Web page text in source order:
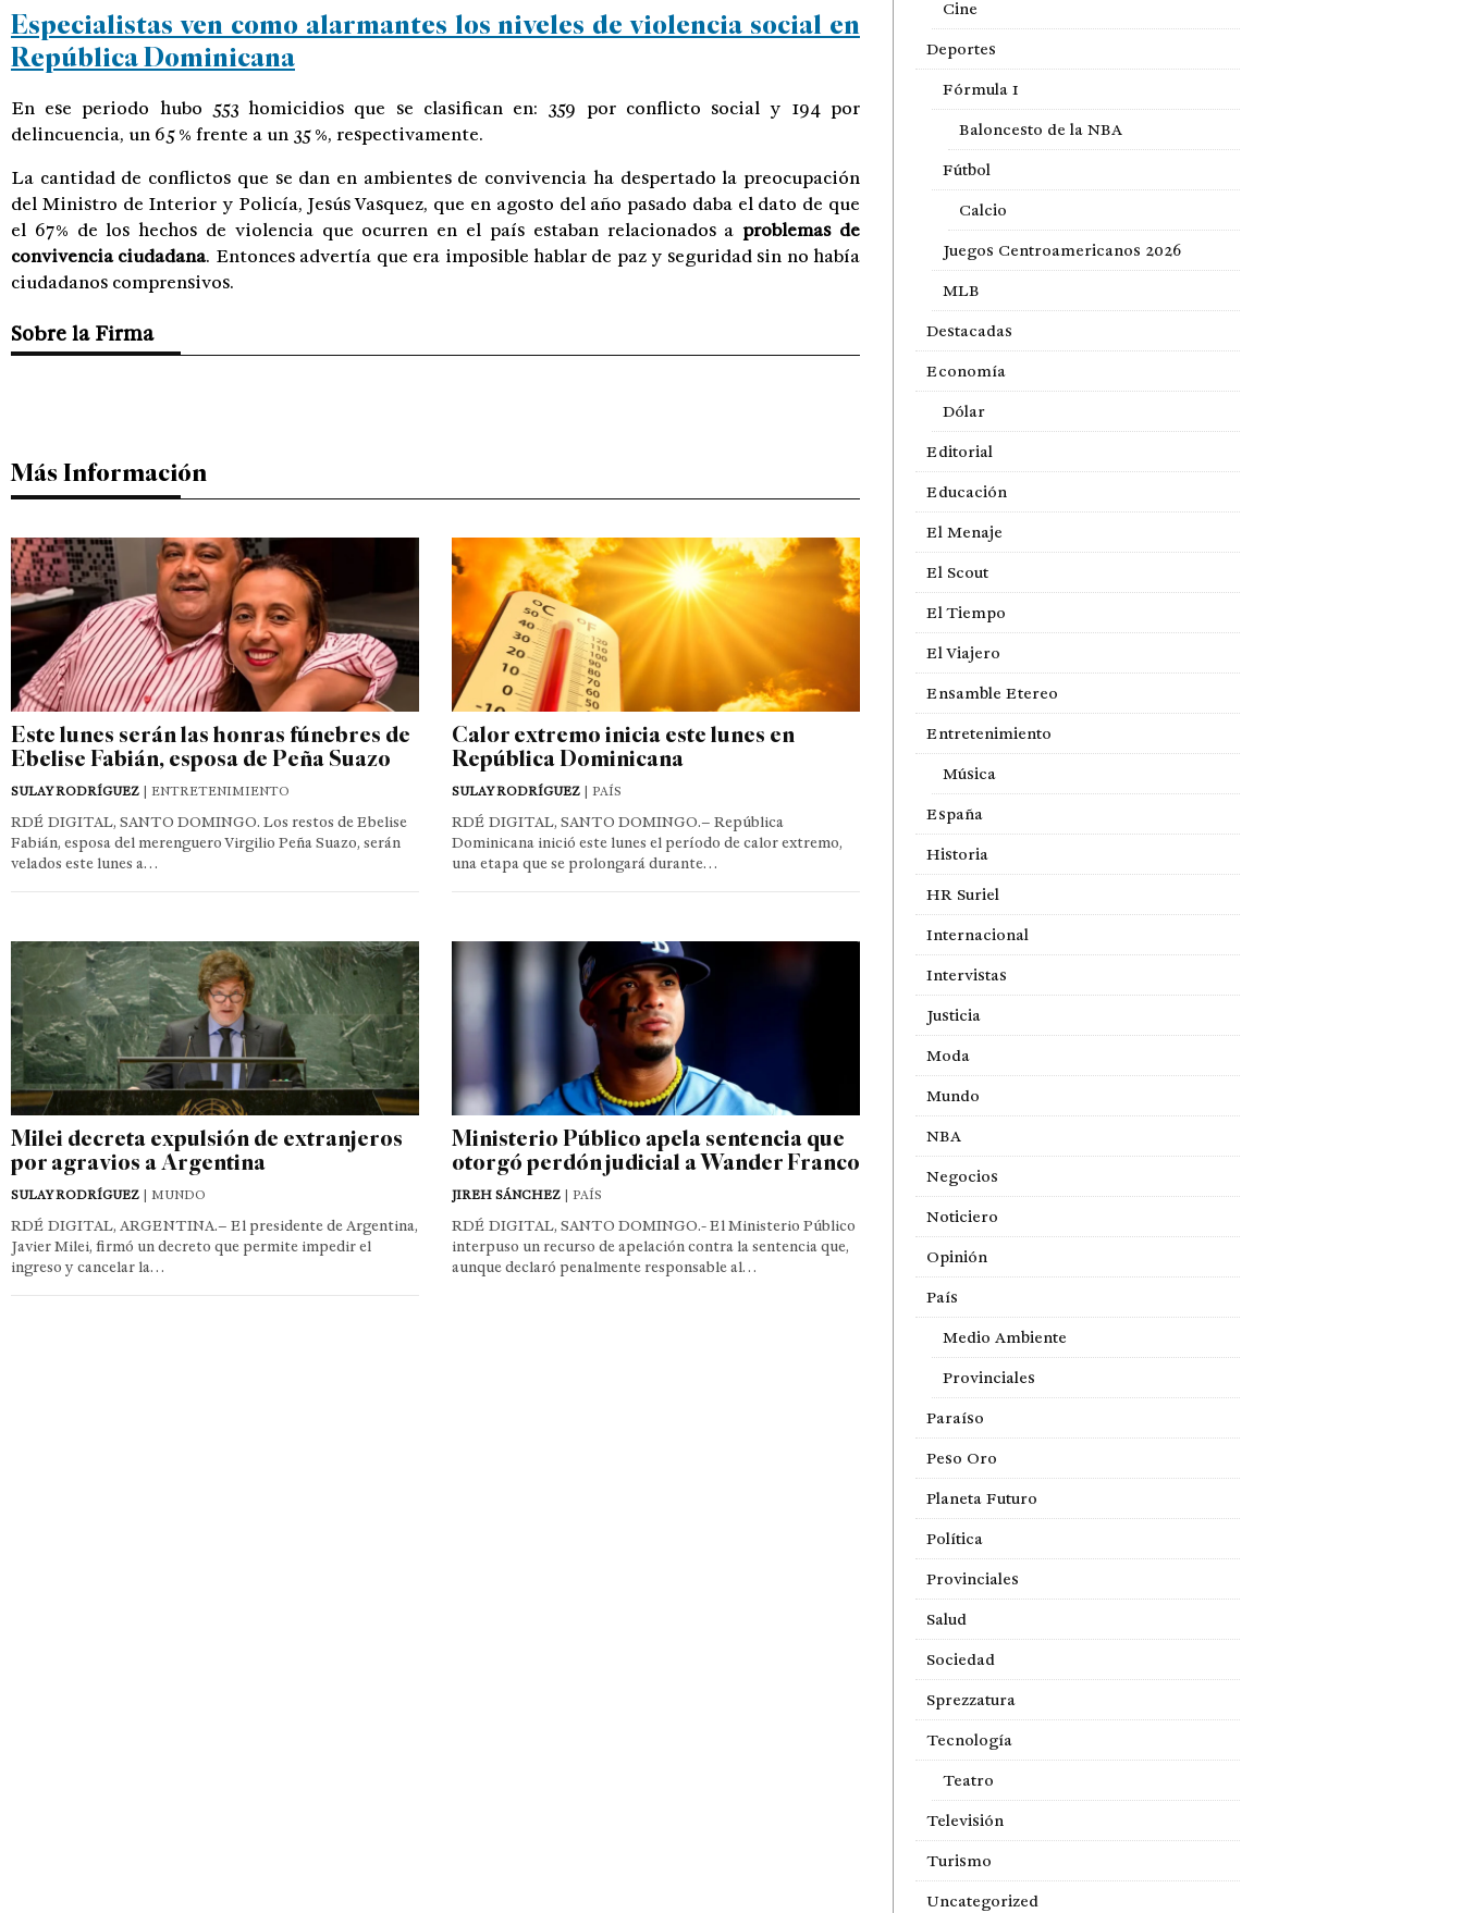
Especialistas ven como alarmantes los niveles de violencia social en
República Dominicana
En ese periodo hubo 553 homicidios que se clasifican en: 359 por conflicto social y 194 por
delincuencia, un 65 % frente a un 35 %, respectivamente.
La cantidad de conflictos que se dan en ambientes de convivencia ha despertado la preocupación
del Ministro de Interior y Policía, Jesús Vasquez, que en agosto del año pasado daba el dato de que
el 67% de los hechos de violencia que ocurren en el país estaban relacionados aproblemas de
convivencia ciudadana. Entonces advertía que era imposible hablar de paz y seguridad sin no había
ciudadanos comprensivos.
Sobre la Firma
Más Información
Este lunes serán las honras fúnebres de
Ebelise Fabián, esposa de Peña Suazo
SULAY RODRÍGUEZ | ENTRETENIMIENTO
RDÉ DIGITAL, SANTO DOMINGO. Los restos de Ebelise
Fabián, esposa del merenguero Virgilio Peña Suazo, serán
velados este lunes a…
Calor extremo inicia este lunes en
República Dominicana
SULAY RODRÍGUEZ| PAÍS
RDÉ DIGITAL, SANTO DOMINGO.– República
Dominicana inició este lunes el período de calor extremo,
una etapa que se prolongará durante…
Milei decreta expulsión de extranjeros
por agravios a Argentina
SULAY RODRÍGUEZ | MUNDO
RDÉ DIGITAL, ARGENTINA.– El presidente de Argentina,
Javier Milei, firmó un decreto que permite impedir el
ingreso y cancelar la…
Ministerio Público apela sentencia que
otorgó perdón judicial a Wander Franco
JIREH SÁNCHEZ| PAÍS
RDÉ DIGITAL, SANTO DOMINGO.- El Ministerio Público
interpuso un recurso de apelación contra la sentencia que,
aunque declaró penalmente responsable al…
Cine
Deportes
Fórmula 1
Baloncesto de la NBA
Fútbol
Calcio
Juegos Centroamericanos 2026
MLB
Destacadas
Economía
Dólar
Editorial
Educación
El Menaje
El Scout
El Tiempo
El Viajero
Ensamble Etereo
Entretenimiento
Música
España
Historia
HR Suriel
Internacional
Intervistas
Justicia
Moda
Mundo
NBA
Negocios
Noticiero
Opinión
País
Medio Ambiente
Provinciales
Paraíso
Peso Oro
Planeta Futuro
Política
Provinciales
Salud
Sociedad
Sprezzatura
Tecnología
Teatro
Televisión
Turismo
Uncategorized